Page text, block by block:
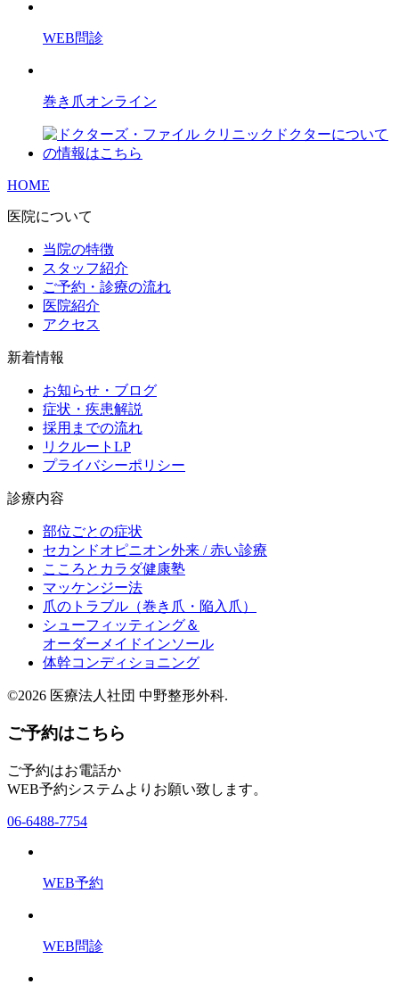
WEB問診
巻き爪オンライン
HOME
医院について
当院の特徴
スタッフ紹介
ご予約・診療の流れ
医院紹介
アクセス
新着情報
お知らせ・ブログ
症状・疾患解説
採用までの流れ
リクルートLP
プライバシーポリシー
診療内容
部位ごとの症状
セカンドオピニオン外来 / 赤い診療
こころとカラダ健康塾
マッケンジー法
爪のトラブル（巻き爪・陥入爪）
シューフィッティング＆
オーダーメイドインソール
体幹コンディショニング
©2026 医療法人社団 中野整形外科.
ご予約はこちら
ご予約はお電話か
WEB予約システムよりお願い致します。
06-6488-7754
WEB予約
WEB問診